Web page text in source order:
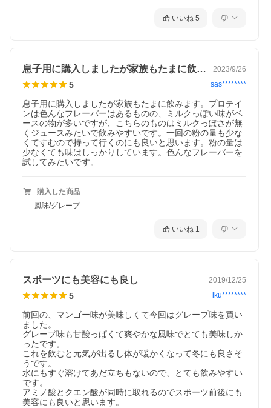
いいね 5
息子用に購入しましたが家族もたまに飲み… 2023/9/26
5 sas********
息子用に購入しましたが家族もたまに飲みます。プロテイ
ンは色んなフレーバーはあるものの、ミルクっぽい味がベ
ースの物が多いですが、こちらのものはミルクっぽさが無
くジュースみたいで飲みやすいです。一回の粉の量も少な
くてすむので持って行くのにも良いと思います。粉の量は
少なくても味はしっかりしています。色んなフレーバーを
試してみたいです。
購入した商品
風味/グレープ
いいね 1
スポーツにも美容にも良し 2019/12/25
5 iku********
前回の、マンゴー味が美味しくて今回はグレープ味を買い
ました。
グレープ味も甘酸っぱくて爽やかな風味でとても美味しか
ったです。
これを飲むと元気が出るし体が暖かくなって冬にも良さそ
うです。
水にもすぐ溶けてあだ立ちもないので、とても飲みやすい
です。
アミノ酸とクエン酸が同時に取れるのでスポーツ前後にも
美容にも良いと思います。